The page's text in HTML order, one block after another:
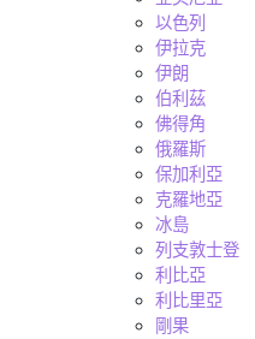
以色列
伊拉克
伊朗
伯利茲
佛得角
俄羅斯
保加利亞
克羅地亞
冰島
列支敦士登
利比亞
利比里亞
剛果